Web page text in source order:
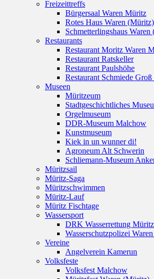
Freizeittreffs
Bürgersaal Waren Müritz
Rotes Haus Waren (Müritz)
Schmetterlingshaus
Restaurants
Restaurant Moritz Waren
Restaurant Ratskeller
Restaurant Paulshöhe
Restaurant Schmiede
Museen
Müritzeum
Stadtgeschichtliches
Orgelmuseum
DDR-Museum Malchow
Kunstmuseum
Kiek in un wunner di!
Agroneum Alt Schwerin
Schliemann-Museum
Müritzsail
Müritz-Saga
Müritzschwimmen
Müritz-Lauf
Müritz Fischtage
Wassersport
DRK Wasserrettung Müritz
Wasserschutzpolizei
Vereine
Angelverein Kamerun
Volksfeste
Volksfest Malchow